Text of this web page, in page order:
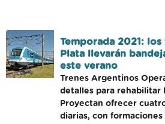
Temporada 2021: los
Plata llevarán
este verano
Trenes Argentinos
detalles para rehabilitar
Proyectan ofrecer
diarias, con